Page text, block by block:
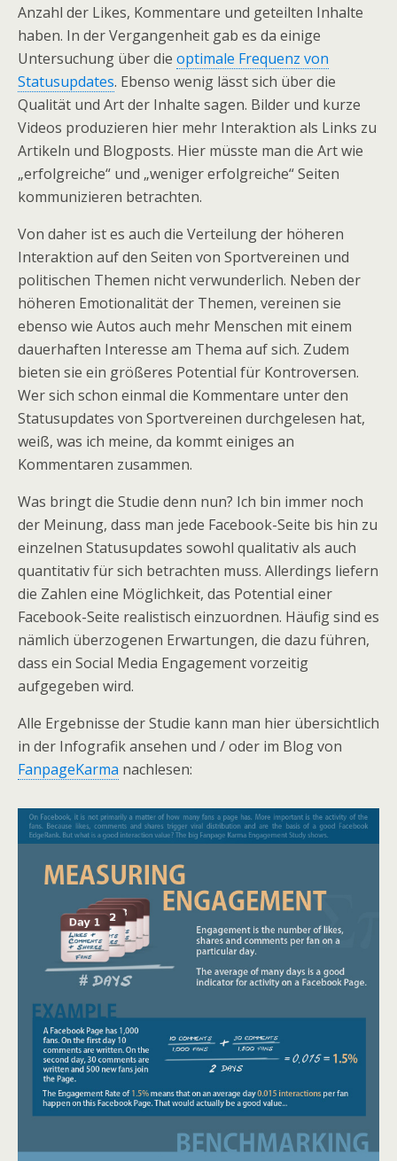
Anzahl der Likes, Kommentare und geteilten Inhalte
haben. In der Vergangenheit gab es da einige
Untersuchung über die optimale Frequenz von
Statusupdates. Ebenso wenig lässt sich über die
Qualität und Art der Inhalte sagen. Bilder und kurze
Videos produzieren hier mehr Interaktion als Links zu
Artikeln und Blogposts. Hier müsste man die Art wie
„erfolgreiche“ und „weniger erfolgreiche“ Seiten
kommunizieren betrachten.
Von daher ist es auch die Verteilung der höheren
Interaktion auf den Seiten von Sportvereinen und
politischen Themen nicht verwunderlich. Neben der
höheren Emotionalität der Themen, vereinen sie
ebenso wie Autos auch mehr Menschen mit einem
dauerhaften Interesse am Thema auf sich. Zudem
bieten sie ein größeres Potential für Kontroversen.
Wer sich schon einmal die Kommentare unter den
Statusupdates von Sportvereinen durchgelesen hat,
weiß, was ich meine, da kommt einiges an
Kommentaren zusammen.
Was bringt die Studie denn nun? Ich bin immer noch
der Meinung, dass man jede Facebook-Seite bis hin zu
einzelnen Statusupdates sowohl qualitativ als auch
quantitativ für sich betrachten muss. Allerdings liefern
die Zahlen eine Möglichkeit, das Potential einer
Facebook-Seite realistisch einzuordnen. Häufig sind es
nämlich überzogenen Erwartungen, die dazu führen,
dass ein Social Media Engagement vorzeitig
aufgegeben wird.
Alle Ergebnisse der Studie kann man hier übersichtlich
in der Infografik ansehen und / oder im Blog von
FanpageKarma nachlesen: